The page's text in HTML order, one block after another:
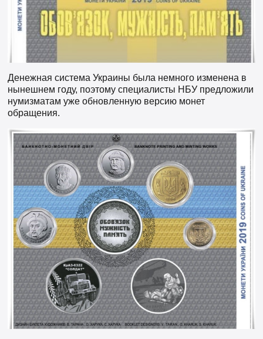
Денежная система Украины была немного изменена в
нынешнем году, поэтому специалисты НБУ предложили
нумизматам уже обновленную версию монет
обращения.